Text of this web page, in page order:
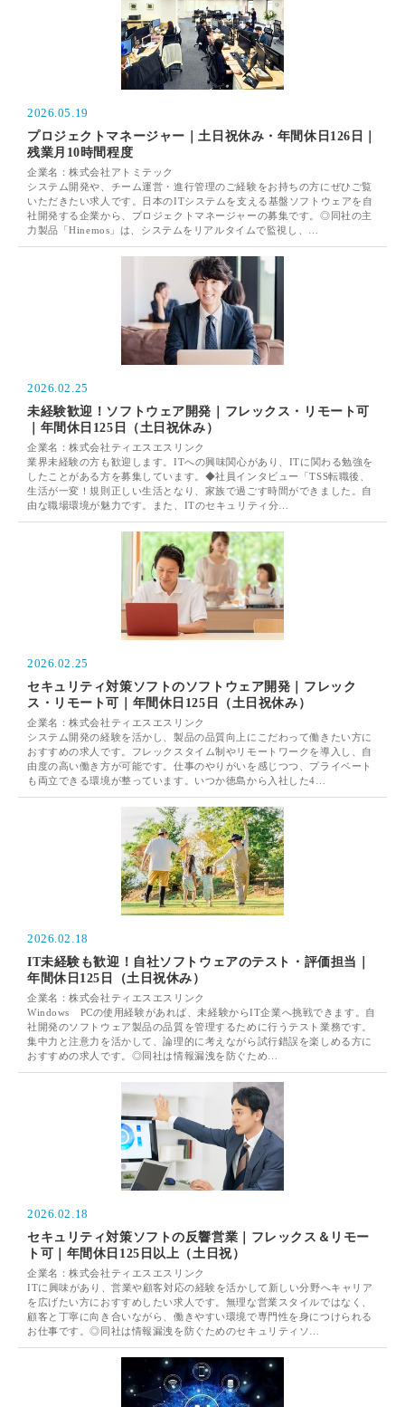
2026.05.19
プロジェクトマネージャー｜土日祝休み・年間休日126日｜
残業月10時間程度
企業名：株式会社アトミテック
システム開発や、チーム運営・進行管理のご経験をお持ちの方にぜひご覧
いただきたい求人です。日本のITシステムを支える基盤ソフトウェアを自
社開発する企業から、プロジェクトマネージャーの募集です。◎同社の主
力製品「Hinemos」は、システムをリアルタイムで監視し、…
2026.02.25
未経験歓迎！ソフトウェア開発｜フレックス・リモート可
｜年間休日125日（土日祝休み）
企業名：株式会社ティエスエスリンク
業界未経験の方も歓迎します。ITへの興味関心があり、ITに関わる勉強を
したことがある方を募集しています。◆社員インタビュー「TSS転職後、
生活が一変！規則正しい生活となり、家族で過ごす時間ができました。自
由な職場環境が魅力です。また、ITのセキュリティ分…
2026.02.25
セキュリティ対策ソフトのソフトウェア開発｜フレック
ス・リモート可｜年間休日125日（土日祝休み）
企業名：株式会社ティエスエスリンク
システム開発の経験を活かし、製品の品質向上にこだわって働きたい方に
おすすめの求人です。フレックスタイム制やリモートワークを導入し、自
由度の高い働き方が可能です。仕事のやりがいを感じつつ、プライベート
も両立できる環境が整っています。いつか徳島から入社した4…
2026.02.18
IT未経験も歓迎！自社ソフトウェアのテスト・評価担当｜
年間休日125日（土日祝休み）
企業名：株式会社ティエスエスリンク
Windows PCの使用経験があれば、未経験からIT企業へ挑戦できます。自
社開発のソフトウェア製品の品質を管理するために行うテスト業務です。
集中力と注意力を活かして、論理的に考えながら試行錯誤を楽しめる方に
おすすめの求人です。◎同社は情報漏洩を防ぐため…
2026.02.18
セキュリティ対策ソフトの反響営業｜フレックス＆リモー
ト可｜年間休日125日以上（土日祝）
企業名：株式会社ティエスエスリンク
ITに興味があり、営業や顧客対応の経験を活かして新しい分野へキャリア
を広げたい方におすすめしたい求人です。無理な営業スタイルではなく、
顧客と丁寧に向き合いながら、働きやすい環境で専門性を身につけられる
お仕事です。◎同社は情報漏洩を防ぐためのセキュリティソ…